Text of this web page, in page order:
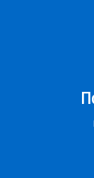
ПРАВИЛА